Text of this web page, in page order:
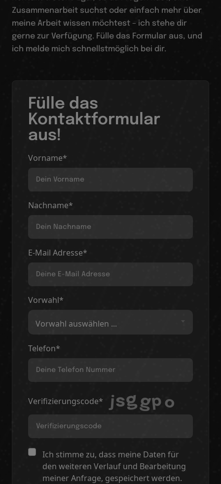
Zusammenarbeit suchst oder einfach mehr über
meine Arbeit wissen möchtest – ich stehe dir
gerne zur Verfügung. Fülle das Formular aus, und
ich melde mich schnellstmöglich bei dir.
Fülle das
Kontaktformular
aus!
Vorname*
Nachname*
E-Mail Adresse*
Vorwahl*
Vorwahl auswählen ...
Telefon*
Verifizierungscode*
Ich stimme zu, dass meine Daten für
den weiteren Verlauf und Bearbeitung
meiner Anfrage, gespeichert werden.